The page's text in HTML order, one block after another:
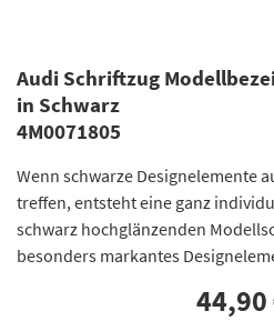
Audi Schriftzug
in Schwarz
4M0071805
Wenn schwarze Designelemente
treffen, entsteht eine ganz
schwarz hochglänzenden
besonders markantes
44,90